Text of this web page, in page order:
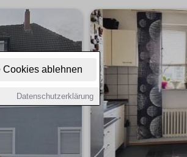
Cookies ablehnen
Datenschutzerklärung